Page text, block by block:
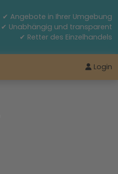
✔ Angebote in Ihrer Umgebung
✔ Unabhängig und transparent
✔ Retter des Einzelhandels
Login